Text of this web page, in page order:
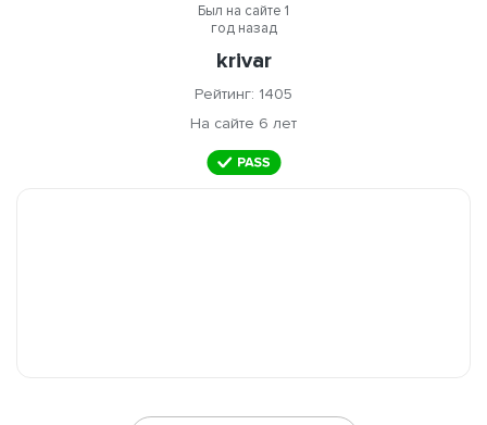
Был на сайте 1
год назад
krivar
Рейтинг: 1405
На сайте 6 лет